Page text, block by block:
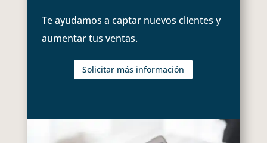
Te ayudamos a captar nuevos clientes y
aumentar tus ventas.
Solicitar más información